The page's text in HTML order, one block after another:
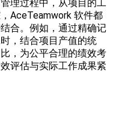
理过程中，从项目的工
AceTeamwork 软件都
合。例如，通过精确记
，结合项目产值的统
，为公平合理的绩效考
评估与实际工作成果紧